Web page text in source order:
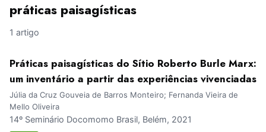
práticas paisagísticas
1 artigo
Práticas paisagísticas do Sítio Roberto Burle Marx:
um inventário a partir das experiências vivenciadas
Júlia da Cruz Gouveia de Barros Monteiro; Fernanda Vieira de
Mello Oliveira
14º Seminário Docomomo Brasil, Belém, 2021